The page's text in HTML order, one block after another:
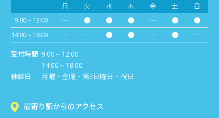
月 火 水 木 金 土 日
9:00～12:00 － ● ● ● － ● ●
14:00～18:00 － － ● ● － ●
－
受付時間 9:00～12:00
14:00～18:00
休診日 月曜・金曜・第3日曜日・祝日
最寄り駅からのアクセス